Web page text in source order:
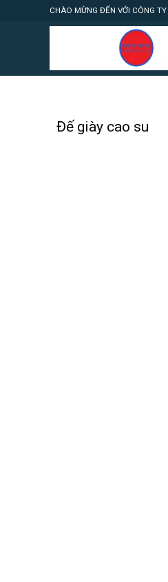
CHÀO MỪNG ĐẾN VỚI CÔNG
Đế giày cao su